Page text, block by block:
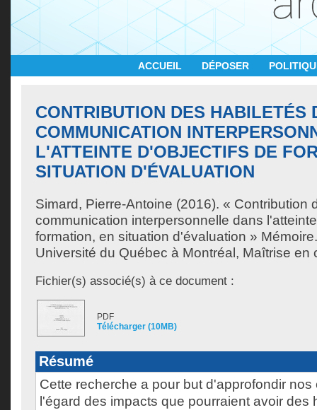
ACCUEIL DÉPOSER
CONTRIBUTION DES HABILETÉS
COMMUNICATION
L'ATTEINTE D'OBJECTIFS DE
SITUATION D'ÉVALUATION
Simard, Pierre-Antoine (2016). « Contribution
communication interpersonnelle dans
formation, en situation d'évaluation »
Université du Québec à Montréal, Maîtrise en
Fichier(s) associé(s) à ce document :
PDF
Télécharger (10MB)
Résumé
Cette recherche a pour but d'approfondir
l'égard des impacts que pourraient avoir des